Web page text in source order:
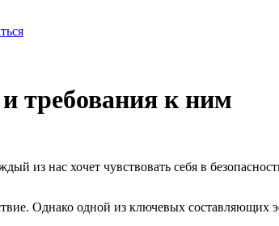
требования к ним
из нас хочет чувствовать себя в
Однако одной из ключевых составляющих